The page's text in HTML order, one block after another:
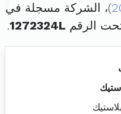
)، الشركة مسجلة في
الرقم 1272324L
.